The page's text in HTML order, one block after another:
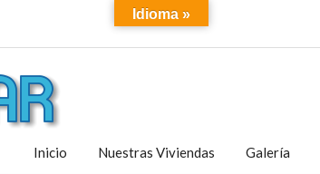
Inicio Nuestras Viviendas Galería
Idioma »